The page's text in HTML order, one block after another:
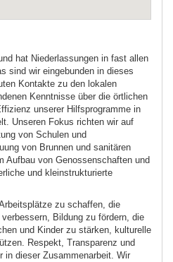
hat Niederlassungen in fast allen
sind wir eingebunden in dieses
Kontakte zu den lokalen
Kenntnisse über die örtlichen
unserer Hilfsprogramme in
Unseren Fokus richten wir auf
von Schulen und
von Brunnen und sanitären
Aufbau von Genossenschaften und
und kleinstrukturierte
zu schaffen, die
Bildung zu fördern, die
und Kinder zu stärken, kulturelle
Respekt, Transparenz und
in dieser Zusammenarbeit. Wir